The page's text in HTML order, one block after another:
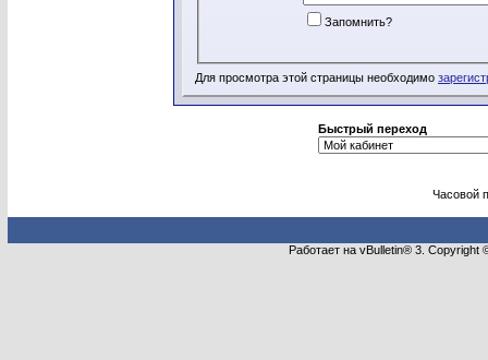
Запомнить?
Для просмотра этой страницы необходимо
Быстрый переход
Часовой
Работает на vBulletin® 3.